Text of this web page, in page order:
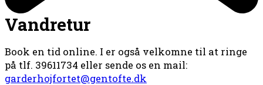
Vandretur
Book en tid online. I er også velkomne til at ringe
på tlf. 39611734 eller sende os en mail:
garderhojfortet@gentofte.dk